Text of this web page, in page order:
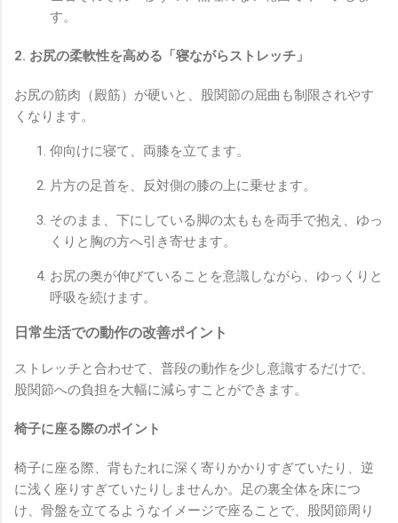
す。
2. お尻の柔軟性を高める「寝ながらストレッチ」
お尻の筋肉（殿筋）が硬いと、股関節の屈曲も制限されやす
くなります。
仰向けに寝て、両膝を立てます。
片方の足首を、反対側の膝の上に乗せます。
そのまま、下にしている脚の太ももを両手で抱え、ゆっ
くりと胸の方へ引き寄せます。
お尻の奥が伸びていることを意識しながら、ゆっくりと
呼吸を続けます。
日常生活での動作の改善ポイント
ストレッチと合わせて、普段の動作を少し意識するだけで、
股関節への負担を大幅に減らすことができます。
椅子に座る際のポイント
椅子に座る際、背もたれに深く寄りかかりすぎていたり、逆
に浅く座りすぎていたりしませんか。足の裏全体を床につ
け、骨盤を立てるようなイメージで座ることで、股関節周り